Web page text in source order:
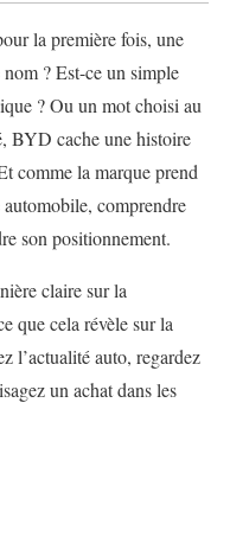
la première fois, une
? Est-ce un simple
? Ou un mot choisi au
BYD cache une histoire
comme la marque prend
comprendre
son positionnement.
claire sur la
que cela révèle sur la
l’actualité auto, regardez
un achat dans les